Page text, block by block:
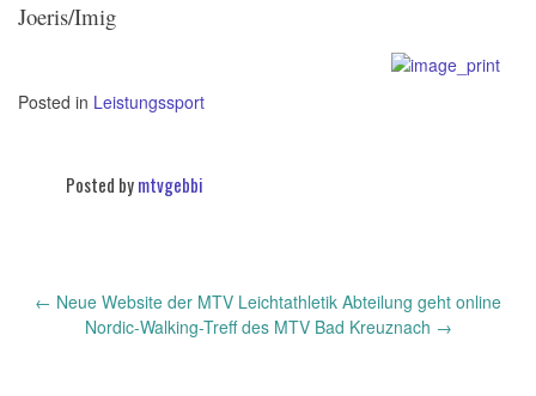
Joeris/Imig
Posted in Leistungssport
Posted bymtvgebbi
← Neue Website der MTV Leichtathletik Abteilung geht online
Nordic-Walking-Treff des MTV Bad Kreuznach →